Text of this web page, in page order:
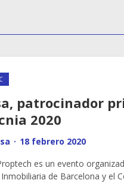
patrocinador
2020
· 18 febrero 2020
es un evento
de Barcelona y el